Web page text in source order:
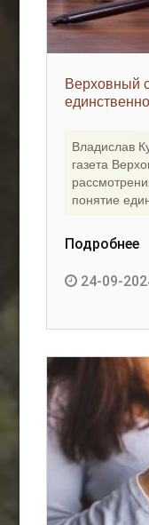
Верховный
Владислав
газета
понятие
Подробнее
24-09-